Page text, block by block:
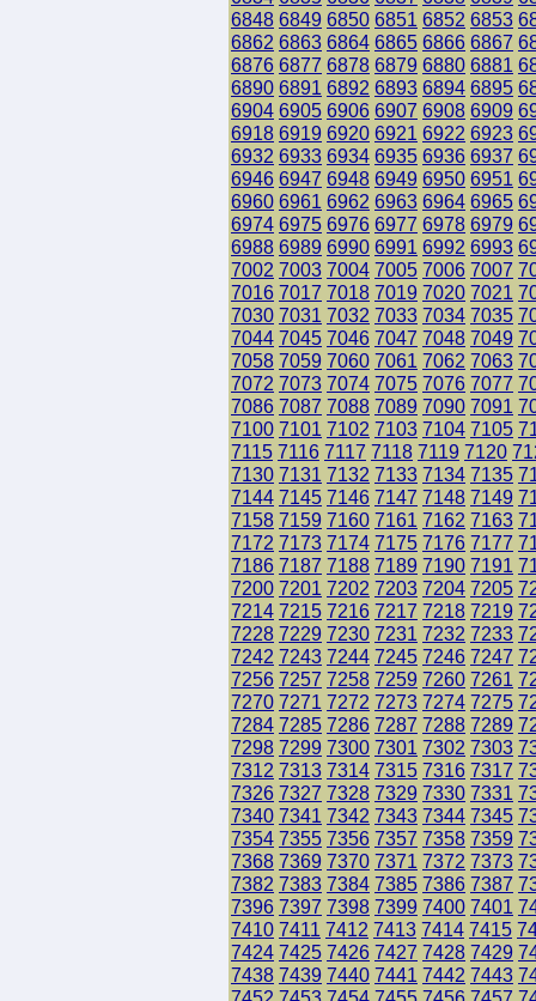
6848 6849 6850 6851 6852 6853
6862 6863 6864 6865 6866 6867
6876 6877 6878 6879 6880 6881
6890 6891 6892 6893 6894 6895
6904 6905 6906 6907 6908 6909
6918 6919 6920 6921 6922 6923
6932 6933 6934 6935 6936 6937
6946 6947 6948 6949 6950 6951
6960 6961 6962 6963 6964 6965
6974 6975 6976 6977 6978 6979
6988 6989 6990 6991 6992 6993
7002 7003 7004 7005 7006 7007
7016 7017 7018 7019 7020 7021
7030 7031 7032 7033 7034 7035
7044 7045 7046 7047 7048 7049
7058 7059 7060 7061 7062 7063
7072 7073 7074 7075 7076 7077
7086 7087 7088 7089 7090 7091
7100 7101 7102 7103 7104 7105
7115 7116 7117 7118 7119 7120
7130 7131 7132 7133 7134 7135
7144 7145 7146 7147 7148 7149
7158 7159 7160 7161 7162 7163
7172 7173 7174 7175 7176 7177
7186 7187 7188 7189 7190 7191
7200 7201 7202 7203 7204 7205
7214 7215 7216 7217 7218 7219
7228 7229 7230 7231 7232 7233
7242 7243 7244 7245 7246 7247
7256 7257 7258 7259 7260 7261
7270 7271 7272 7273 7274 7275
7284 7285 7286 7287 7288 7289
7298 7299 7300 7301 7302 7303
7312 7313 7314 7315 7316 7317
7326 7327 7328 7329 7330 7331
7340 7341 7342 7343 7344 7345
7354 7355 7356 7357 7358 7359
7368 7369 7370 7371 7372 7373
7382 7383 7384 7385 7386 7387
7396 7397 7398 7399 7400 7401
7410 7411 7412 7413 7414 7415
7424 7425 7426 7427 7428 7429
7438 7439 7440 7441 7442 7443